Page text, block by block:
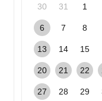
30 31 1
6 7 8
13 14 15
20 21 22
27 28 29